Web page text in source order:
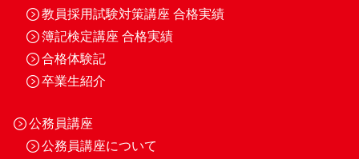
教員採用試験対策講座 合格実績
簿記検定講座 合格実績
合格体験記
卒業生紹介
公務員講座
公務員講座について